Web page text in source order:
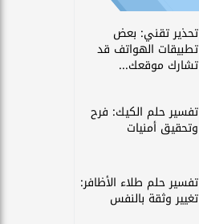
تحذير تقني: بعض
تطبيقات الهواتف قد
تشارك موقعك...
تفسير حلم الكيك: فرح
وتحقيق أمنيات
تفسير حلم طلاء الأظافر:
تغيير وثقة بالنفس